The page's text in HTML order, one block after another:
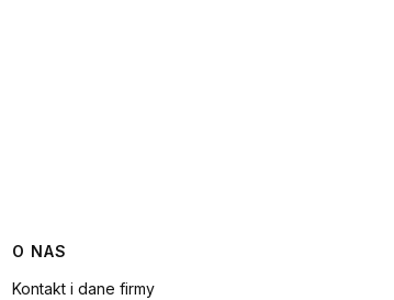
O NAS
Kontakt i dane firmy